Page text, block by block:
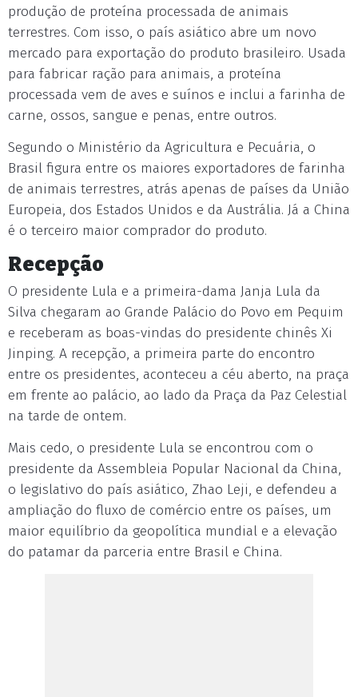
produção de proteína processada de animais
terrestres. Com isso, o país asiático abre um novo
mercado para exportação do produto brasileiro. Usada
para fabricar ração para animais, a proteína
processada vem de aves e suínos e inclui a farinha de
carne, ossos, sangue e penas, entre outros.
Segundo o Ministério da Agricultura e Pecuária, o
Brasil figura entre os maiores exportadores de farinha
de animais terrestres, atrás apenas de países da União
Europeia, dos Estados Unidos e da Austrália. Já a China
é o terceiro maior comprador do produto.
Recepção
O presidente Lula e a primeira-dama Janja Lula da
Silva chegaram ao Grande Palácio do Povo em Pequim
e receberam as boas-vindas do presidente chinês Xi
Jinping. A recepção, a primeira parte do encontro
entre os presidentes, aconteceu a céu aberto, na praça
em frente ao palácio, ao lado da Praça da Paz Celestial
na tarde de ontem.
Mais cedo, o presidente Lula se encontrou com o
presidente da Assembleia Popular Nacional da China,
o legislativo do país asiático, Zhao Leji, e defendeu a
ampliação do fluxo de comércio entre os países, um
maior equilíbrio da geopolítica mundial e a elevação
do patamar da parceria entre Brasil e China.